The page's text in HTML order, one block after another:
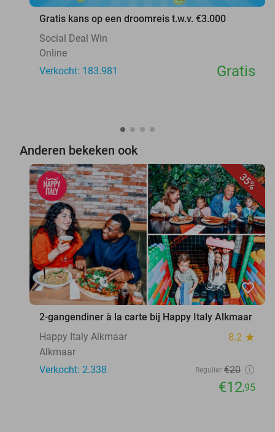
Gratis kans op een droomreis t.w.v. €3.000
Social Deal Win
Online
Verkocht: 183.981
Gratis
Anderen bekeken ook
35%
favorite_border
2-gangendiner à la carte bij Happy Italy Alkmaar
Happy Italy Alkmaar
8.2 star
Alkmaar
Verkocht: 2.338
Regulier €20
€12,95